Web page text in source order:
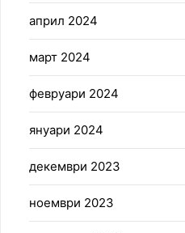
април 2024
март 2024
февруари 2024
януари 2024
декември 2023
ноември 2023